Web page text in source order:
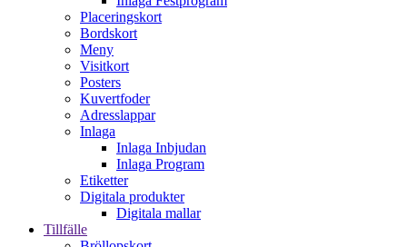
Placeringskort
Bordskort
Meny
Visitkort
Posters
Kuvertfoder
Adresslappar
Inlaga
Inlaga Inbjudan
Inlaga Program
Etiketter
Digitala produkter
Digitala mallar
Tillfälle